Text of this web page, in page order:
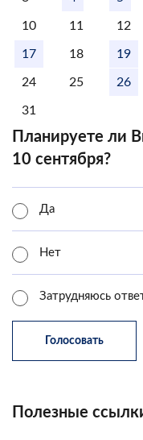
10 11 12
17 18 19
24 25 26
31
Планируете ли
10 сентября?
Да
Нет
Затрудняюсь
Полезные